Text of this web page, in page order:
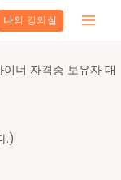
나의 강의실
너 자격증 보유자 대
.)